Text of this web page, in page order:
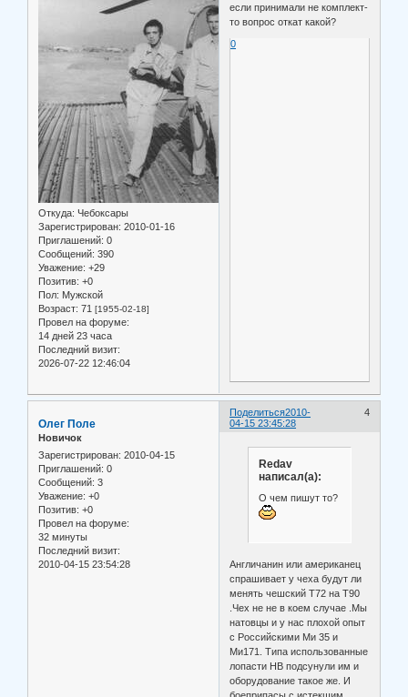
Откуда: Чебоксары
Зарегистрирован: 2010-01-16
Приглашений: 0
Сообщений: 390
Уважение: +29
Позитив: +0
Пол: Мужской
Возраст: 71 [1955-02-18]
Провел на форуме:
14 дней 23 часа
Последний визит:
2026-07-22 12:46:04
если принимали не комплект-
то вопрос откат какой?
0
Поделиться 4
2010-
04-15 23:45:28
Олег Поле
Новичок
Зарегистрирован: 2010-04-15
Приглашений: 0
Сообщений: 3
Уважение: +0
Позитив: +0
Провел на форуме:
32 минуты
Последний визит:
2010-04-15 23:54:28
Redav
написал(а):
О чем пишут то?
Англичанин или американец
спрашивает у чеха будут ли
менять чешский Т72 на Т90
.Чех не не в коем случае .Мы
натовцы и у нас плохой опыт
с Российскими Ми 35 и
Ми171. Типа использованные
лопасти НВ подсунули им и
оборудование такое же. И